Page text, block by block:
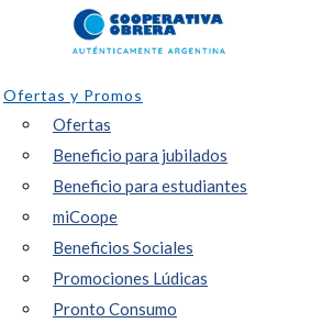
Ofertas y Promos
Ofertas
Beneficio para jubilados
Beneficio para estudiantes
miCoope
Beneficios Sociales
Promociones Lúdicas
Pronto Consumo